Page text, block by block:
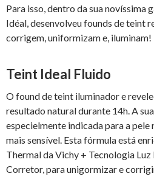
Para isso, dentro da sua novíssima
Idéal, desenvolveu founds de teint
corrigem, uniformizam e, iluminam!
Teint Ideal Fluido
O found de teint iluminador e
resultado natural durante 14h. A
especielmente indicada para a pele
mais sensível. Esta fórmula está
Thermal da Vichy + Tecnologia
Corretor, para unigormizar e